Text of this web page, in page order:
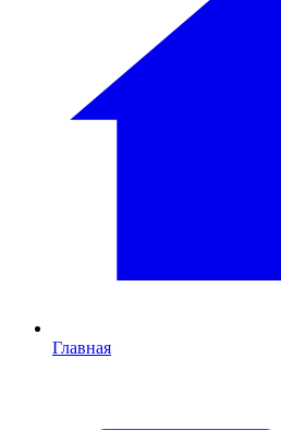
Главная